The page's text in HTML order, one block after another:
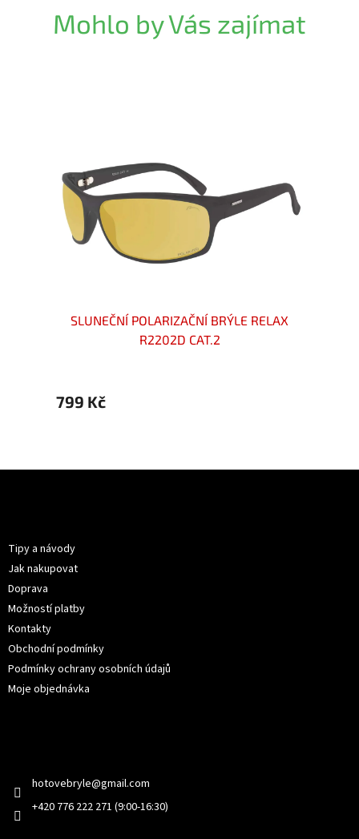
Mohlo by Vás zajímat
SLUNEČNÍ POLARIZAČNÍ BRÝLE RELAX
R2202D CAT.2
799 Kč
Tipy a návody
Jak nakupovat
Doprava
Možností platby
Kontakty
Obchodní podmínky
Podmínky ochrany osobních údajů
Moje objednávka
hotovebryle@gmail.com
+420 776 222 271 (9:00-16:30)